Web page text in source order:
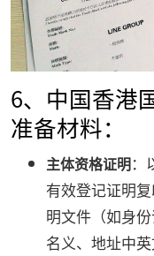
6、中国香港
准备材料：
主体资格证明：
有效登记证明
明文件（如身
名义、地址中英